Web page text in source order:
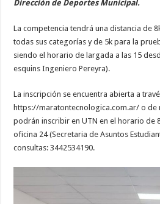
Dirección de Deportes Municipal.
La competencia tendrá una distancia de
todas sus categorías y de 5k para la
siendo el horario de largada a las 15
esquins Ingeniero Pereyra).
La inscripción se encuentra abierta a
https://maratontecnologica.com.ar/ o de
podrán inscribir en UTN en el horario de
oficina 24 (Secretaria de Asuntos
consultas: 3442534190.